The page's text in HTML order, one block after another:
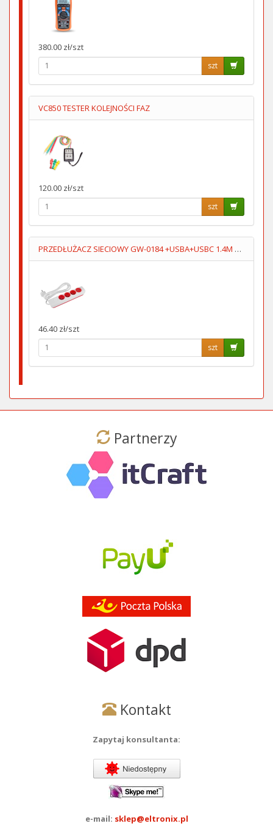
380.00 zł/szt
szt
VC850 TESTER KOLEJNOŚCI FAZ
120.00 zł/szt
szt
PRZEDŁUŻACZ SIECIOWY GW-0184 +USBA+USBC 1.4M 3GN+WYŁĄCZNIK
46.40 zł/szt
szt
Partnerzy
Kontakt
Zapytaj konsultanta:
e-mail: sklep@eltronix.pl